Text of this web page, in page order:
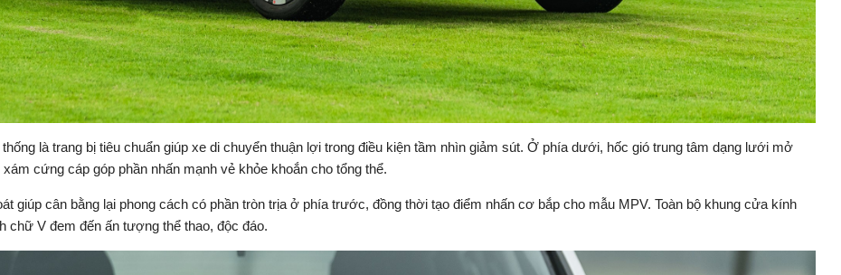
là trang bị tiêu chuẩn giúp xe di chuyển thuận lợi trong điều kiện tầm nhìn giảm sút. Ở phía dưới, hốc gió trung tâm dạng lưới mở
cứng cáp góp phần nhấn mạnh vẻ khỏe khoắn cho tổng thể.
giúp cân bằng lại phong cách có phần tròn trịa ở phía trước, đồng thời tạo điểm nhấn cơ bắp cho mẫu MPV. Toàn bộ khung cửa kính
V đem đến ấn tượng thể thao, độc đáo.